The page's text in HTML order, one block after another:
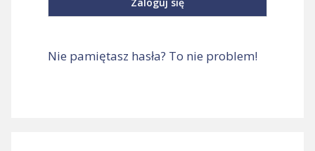
Nie pamiętasz hasła? To nie problem!